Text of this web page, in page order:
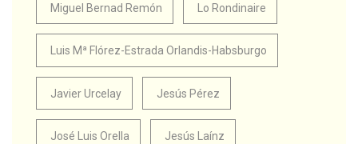
Miguel Bernad Remón Lo Rondinaire
Luis Mª Flórez-Estrada Orlandis-Habsburgo
Javier Urcelay Jesús Pérez
José Luis Orella Jesús Laínz